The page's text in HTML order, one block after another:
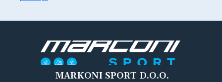
MARKONI SPORT D.O.O.